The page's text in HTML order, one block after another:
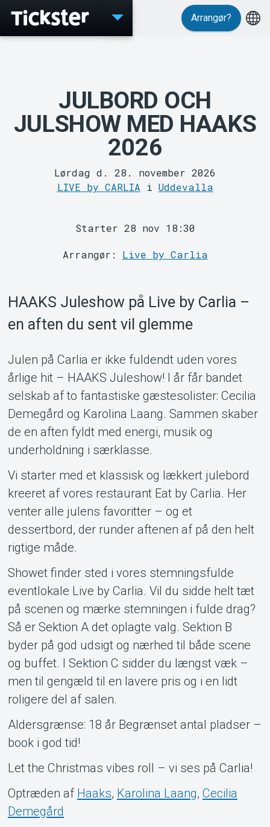
MyTickster
Support
Arrangør?
JULBORD OCH
JULSHOW MED HAAKS
2026
Lørdag d. 28. november 2026
LIVE by CARLIA i Uddevalla
Starter 28 nov 18:30
Arrangør: Live by Carlia
HAAKS Juleshow på Live by Carlia –
en aften du sent vil glemme
Julen på Carlia er ikke fuldendt uden vores
årlige hit – HAAKS Juleshow! I år får bandet
selskab af to fantastiske gæstesolister: Cecilia
Demegård og Karolina Laang. Sammen skaber
de en aften fyldt med energi, musik og
underholdning i særklasse.
Vi starter med et klassisk og lækkert julebord
kreeret af vores restaurant Eat by Carlia. Her
venter alle julens favoritter – og et
dessertbord, der runder aftenen af på den helt
rigtige måde.
Showet finder sted i vores stemningsfulde
eventlokale Live by Carlia. Vil du sidde helt tæt
på scenen og mærke stemningen i fulde drag?
Så er Sektion A det oplagte valg. Sektion B
byder på god udsigt og nærhed til både scene
og buffet. I Sektion C sidder du længst væk –
men til gengæld til en lavere pris og i en lidt
roligere del af salen.
Aldersgrænse: 18 år Begrænset antal pladser –
book i god tid!
Let the Christmas vibes roll – vi ses på Carlia!
Optræden af Haaks, Karolina Laang, Cecilia
Demegård